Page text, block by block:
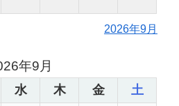
2026年9月
年9月
水 木 金 土